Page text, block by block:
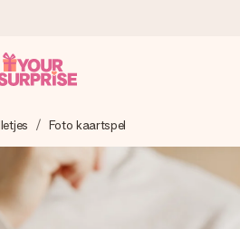
met zorg en zorgen dat het
- zodat jij kunt geven op precies
het het meeste betekent.
Foto kaartspel